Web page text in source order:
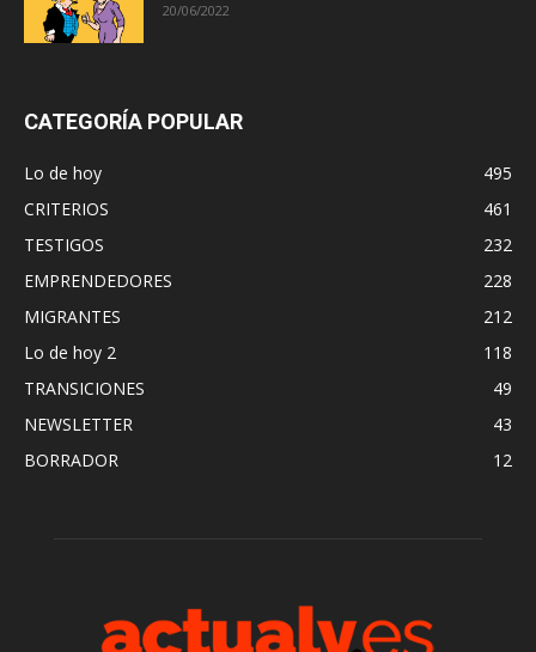
20/06/2022
CATEGORÍA POPULAR
Lo de hoy
495
CRITERIOS
461
TESTIGOS
232
EMPRENDEDORES
228
MIGRANTES
212
Lo de hoy 2
118
TRANSICIONES
49
NEWSLETTER
43
BORRADOR
12